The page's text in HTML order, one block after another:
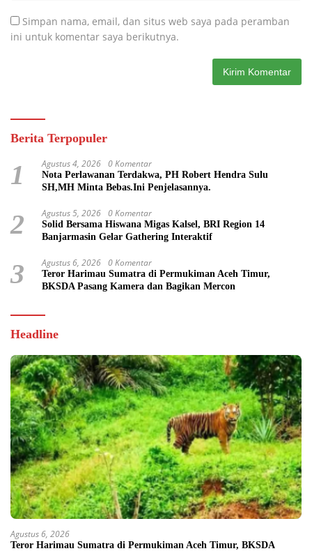
Simpan nama, email, dan situs web saya pada peramban
ini untuk komentar saya berikutnya.
Berita Terpopuler
1 Agustus 4, 2026 0 Komentar
Nota Perlawanan Terdakwa, PH Robert Hendra Sulu
SH,MH Minta Bebas.Ini Penjelasannya.
2 Agustus 5, 2026 0 Komentar
Solid Bersama Hiswana Migas Kalsel, BRI Region 14
Banjarmasin Gelar Gathering Interaktif
3 Agustus 6, 2026 0 Komentar
Teror Harimau Sumatra di Permukiman Aceh Timur,
BKSDA Pasang Kamera dan Bagikan Mercon
Headline
Agustus 6, 2026
Teror Harimau Sumatra di Permukiman Aceh Timur, BKSDA